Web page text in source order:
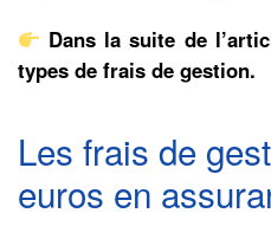
Dans la suite de
types de frais de gestion.
Les frais de
euros en